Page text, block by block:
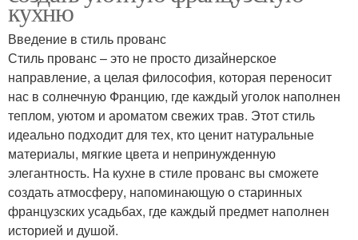
кухню
Введение в стиль прованс
Стиль прованс – это не просто дизайнерское
направление, а целая философия, которая переносит
нас в солнечную Францию, где каждый уголок наполнен
теплом, уютом и ароматом свежих трав. Этот стиль
идеально подходит для тех, кто ценит натуральные
материалы, мягкие цвета и непринужденную
элегантность. На кухне в стиле прованс вы сможете
создать атмосферу, напоминающую о старинных
французских усадьбах, где каждый предмет наполнен
историей и душой.